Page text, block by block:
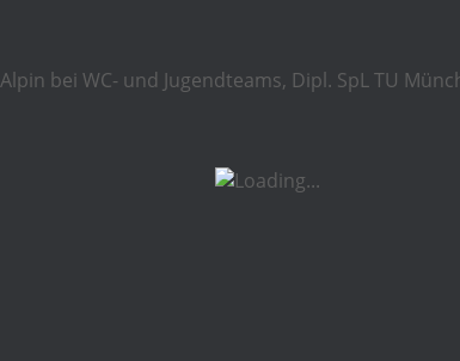
bei WC- und Jugendteams, Dipl. SpL TU